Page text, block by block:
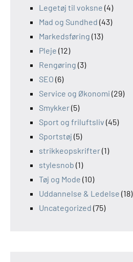
Legetøj til voksne (4)
Mad og Sundhed (43)
Markedsføring (13)
Pleje (12)
Rengøring (3)
SEO (6)
Service og Økonomi (29)
Smykker(5)
Sport og friluftsliv (45)
Sportstøj (5)
strikkeopskrifter(1)
stylesnob (1)
Tøj og Mode (10)
Uddannelse & Ledelse (18)
Uncategorized (75)